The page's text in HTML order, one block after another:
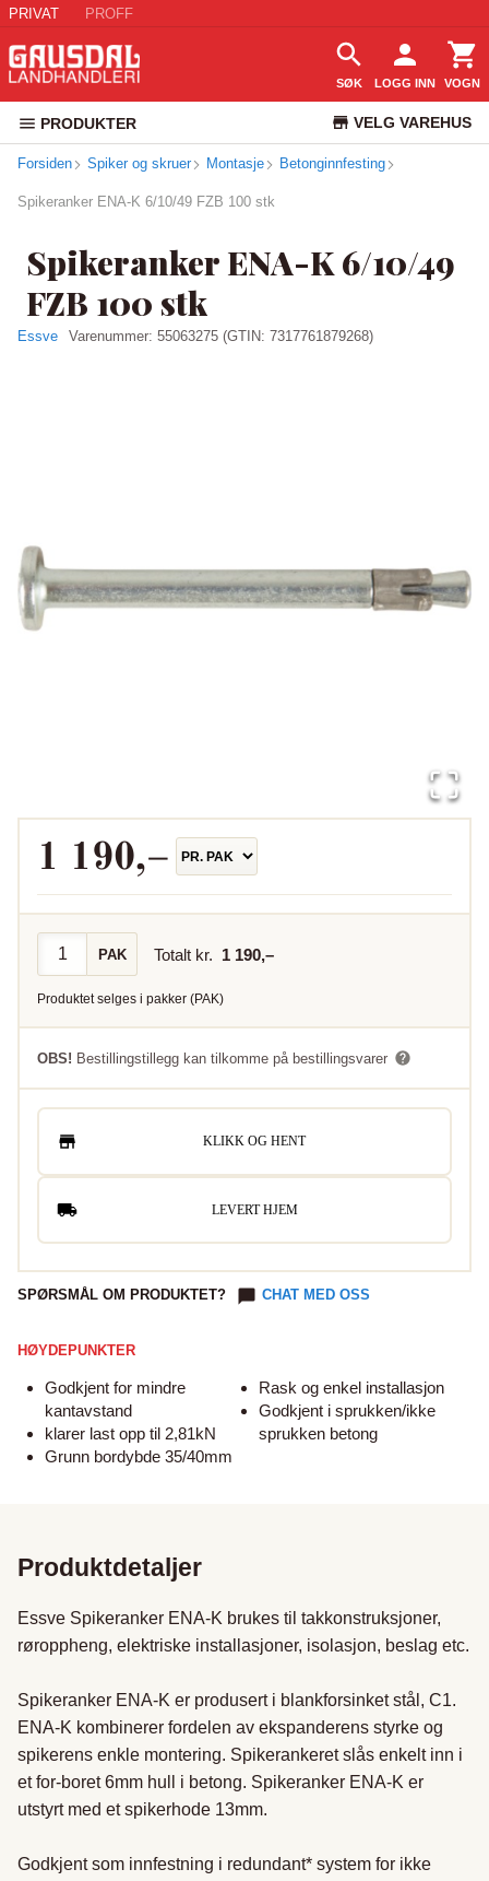
PRIVAT PROFF
SØK LOGG INN VOGN
PRODUKTER VELG VAREHUS
KUNDESERVICE
Forsiden Spiker og skruer Montasje Betonginnfesting
Spikeranker ENA-K 6/10/49 FZB 100 stk
Spikeranker ENA-K 6/10/49
FZB 100 stk
Essve Varenummer: 55063275 (GTIN: 7317761879268)
1 190,–
PAK Totalt kr. 1 190,–
Produktet selges i pakker (PAK)
OBS! Bestillingstillegg kan tilkomme på bestillingsvarer
KLIKK OG HENT
LEVERT HJEM
SPØRSMÅL OM PRODUKTET? CHAT MED OSS
HØYDEPUNKTER
Godkjent for mindre
kantavstand
klarer last opp til 2,81kN
Grunn bordybde 35/40mm
Rask og enkel installasjon
Godkjent i sprukken/ikke
sprukken betong
Produktdetaljer
Essve Spikeranker ENA-K brukes til takkonstruksjoner,
røroppheng, elektriske installasjoner, isolasjon, beslag etc.
Spikeranker ENA-K er produsert i blankforsinket stål, C1.
ENA-K kombinerer fordelen av ekspanderens styrke og
spikerens enkle montering. Spikerankeret slås enkelt inn i
et for-boret 6mm hull i betong. Spikeranker ENA-K er
utstyrt med et spikerhode 13mm.
Godkjent som innfestning i redundant* system for ikke